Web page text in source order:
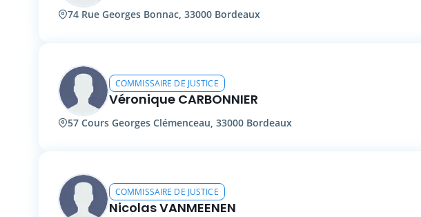
74 Rue Georges Bonnac, 33000 Bordeaux
COMMISSAIRE DE JUSTICE
Véronique CARBONNIER
57 Cours Georges Clémenceau, 33000 Bordeaux
COMMISSAIRE DE JUSTICE
Nicolas VANMEENEN